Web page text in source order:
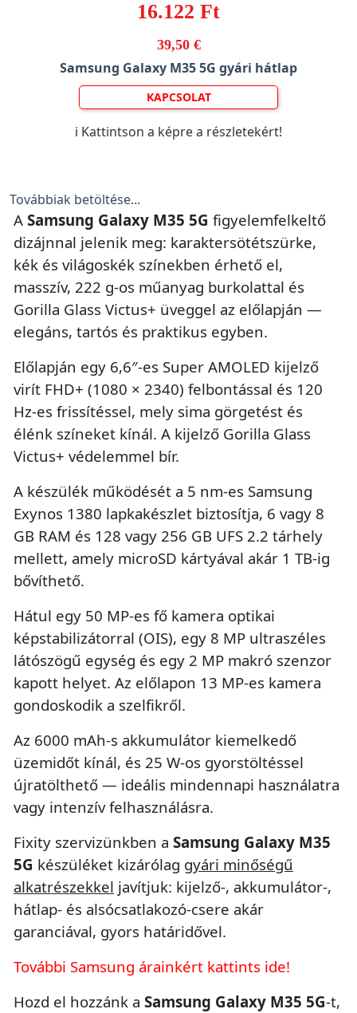
16.122 Ft
39,50 €
Samsung Galaxy M35 5G gyári hátlap
KAPCSOLAT
ℹ️ Kattintson a képre a részletekért!
Továbbiak betöltése...
A Samsung Galaxy M35 5G figyelemfelkeltő
dizájnnal jelenik meg: karaktersötétszürke,
kék és világoskék színekben érhető el,
masszív, 222 g-os műanyag burkolattal és
Gorilla Glass Victus+ üveggel az előlapján —
elegáns, tartós és praktikus egyben.
Előlapján egy 6,6″-es Super AMOLED kijelző
virít FHD+ (1080 × 2340) felbontással és 120
Hz-es frissítéssel, mely sima görgetést és
élénk színeket kínál. A kijelző Gorilla Glass
Victus+ védelemmel bír.
A készülék működését a 5 nm-es Samsung
Exynos 1380 lapkakészlet biztosítja, 6 vagy 8
GB RAM és 128 vagy 256 GB UFS 2.2 tárhely
mellett, amely microSD kártyával akár 1 TB-ig
bővíthető.
Hátul egy 50 MP-es fő kamera optikai
képstabilizátorral (OIS), egy 8 MP ultraszéles
látószögű egység és egy 2 MP makró szenzor
kapott helyet. Az előlapon 13 MP-es kamera
gondoskodik a szelfikről.
Az 6000 mAh-s akkumulátor kiemelkedő
üzemidőt kínál, és 25 W-os gyorstöltéssel
újratölthető — ideális mindennapi használatra
vagy intenzív felhasználásra.
Fixity szervizünkben a Samsung Galaxy M35
5G készüléket kizárólag gyári minőségű
alkatrészekkel javítjuk: kijelző-, akkumulátor-,
hátlap- és alsócsatlakozó-csere akár
garanciával, gyors határidővel.
További Samsung árainkért kattints ide!
Hozd el hozzánk a Samsung Galaxy M35 5G-t,